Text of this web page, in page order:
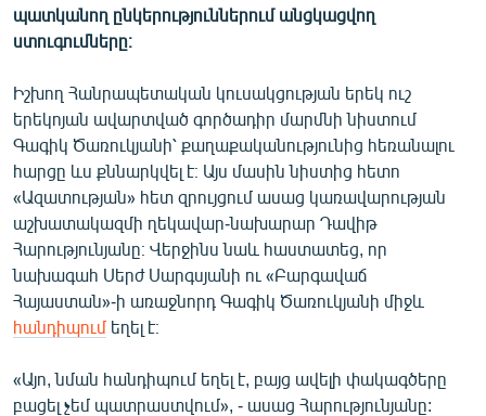
ԱՐԽԻՎ
ԲԱՆԱՎԵՃ
ՁԳՏԵԼՈՎ ԼԱՎԱԳՈՒՅՆԻՆ
ՓՈԴՔԱՍԹ
Հայերեն
English
Русский
ՀԵՏԵՎԵՔ ՄԵԶ
պատկանող ընկերություններում անցկացվող
ստուգումները։
Իշխող Հանրապետական կուսակցության երեկ ուշ
երեկոյան ավարտված գործադիր մարմնի նիստում
Գագիկ Ծառուկյանի՝ քաղաքականությունից հեռանալու
հարցը ևս քննարկվել է։ Այս մասին նիստից հետո
«Ազատության» հետ զրույցում ասաց կառավարության
աշխատակազմի ղեկավար-նախարար Դավիթ
Հարությունյանը։ Վերջինս նաև հաստատեց, որ
նախագահ Սերժ Սարգսյանի ու «Բարգավաճ
Հայաստան»-ի առաջնորդ Գագիկ Ծառուկյանի միջև
հանդիպում եղել է։
«Այո, նման հանդիպում եղել է, բայց ավելի փակագծերը
բացել չեմ պատրաստվում», - ասաց Հարությունյանը: